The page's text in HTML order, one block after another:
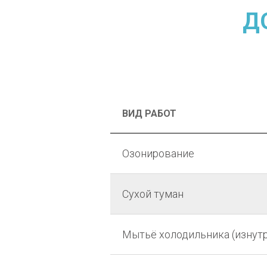
ВИД РАБОТ
Озонирование
Сухой туман
Мытьё холодильника